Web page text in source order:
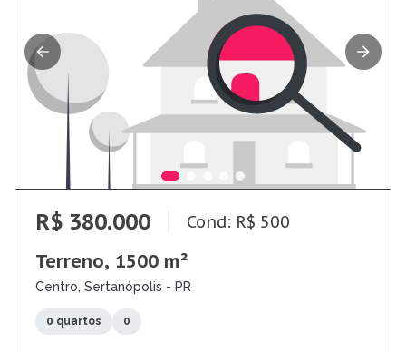
R$ 380.000 Cond: R$ 500
Terreno, 1500 m²
Centro, Sertanópolis - PR
0 quartos 0